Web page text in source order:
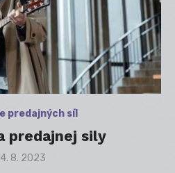
predajných síl
predajnej sily
8. 2023